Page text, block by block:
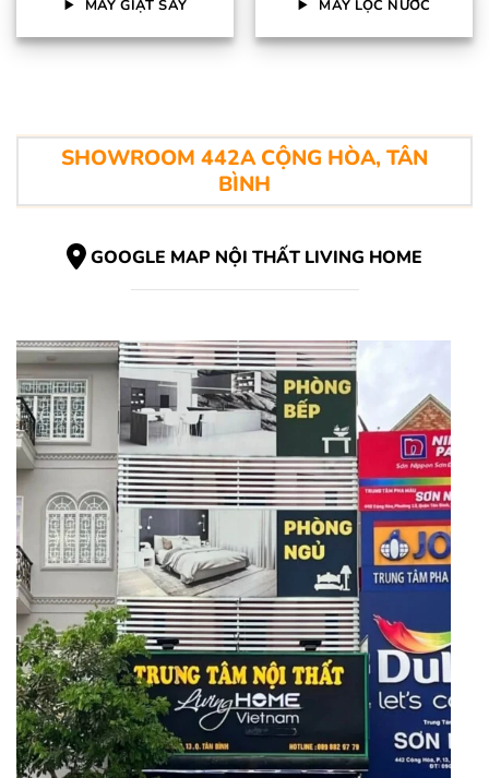
MÁY GIẶT SẤY MÁY LỌC NƯỚC
SHOWROOM 442A CỘNG HÒA, TÂN
BÌNH
GOOGLE MAP NỘI THẤT LIVING HOME